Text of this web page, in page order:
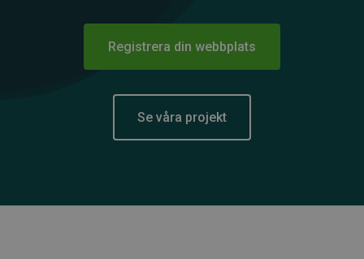
Registrera din webbplats
Se våra projekt